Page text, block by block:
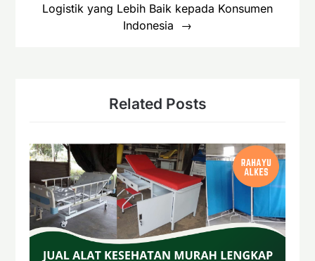
Logistik yang Lebih Baik kepada Konsumen
Indonesia
Related Posts